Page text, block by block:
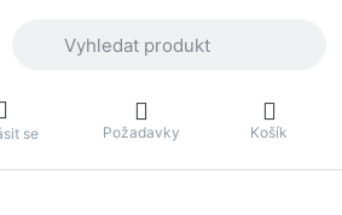
se Požadavky Košík